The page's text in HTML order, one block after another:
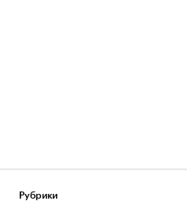
Рубрики